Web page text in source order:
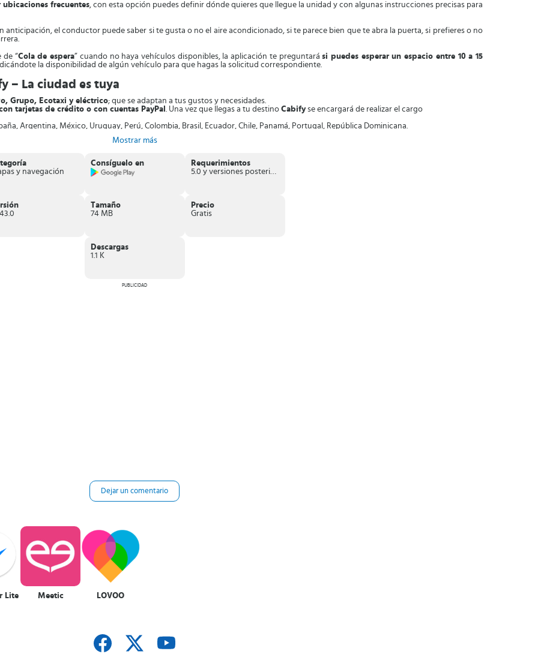
ubicaciones frecuentes, con esta opción puedes definir dónde quieres que llegue la unidad y con algunas instrucciones precisas para
anticipación, el conductor puede saber si te gusta o no el aire acondicionado, si te parece bien que te abra la puerta, si prefieres o no
de “Cola de espera” cuando no haya vehículos disponibles, la aplicación te preguntarási puedes esperar un espacio entre 10 a 15
la disponibilidad de algún vehículo para que hagas la solicitud correspondiente.
– La ciudad es tuya
Grupo, Ecotaxi y eléctrico; que se adaptan a tus gustos y necesidades.
tarjetas de crédito o con cuentas PayPal . Una vez que llegas a tu destino Cabifyse encargará de realizar el cargo
Argentina, México, Uruguay, Perú, Colombia, Brasil, Ecuador, Chile, Panamá, Portugal, República Dominicana.
esta app y de una punta de la ciudad a la otra de la forma másrápida y segura
Mostrar más
y navegación
Consíguelo en
Requerimientos
5.0 y versiones posteriores
Tamaño
74 MB
Precio
Gratis
Descargas
1.1 K
PUBLICIDAD
Dejar un comentario
Lite Meetic LOVOO